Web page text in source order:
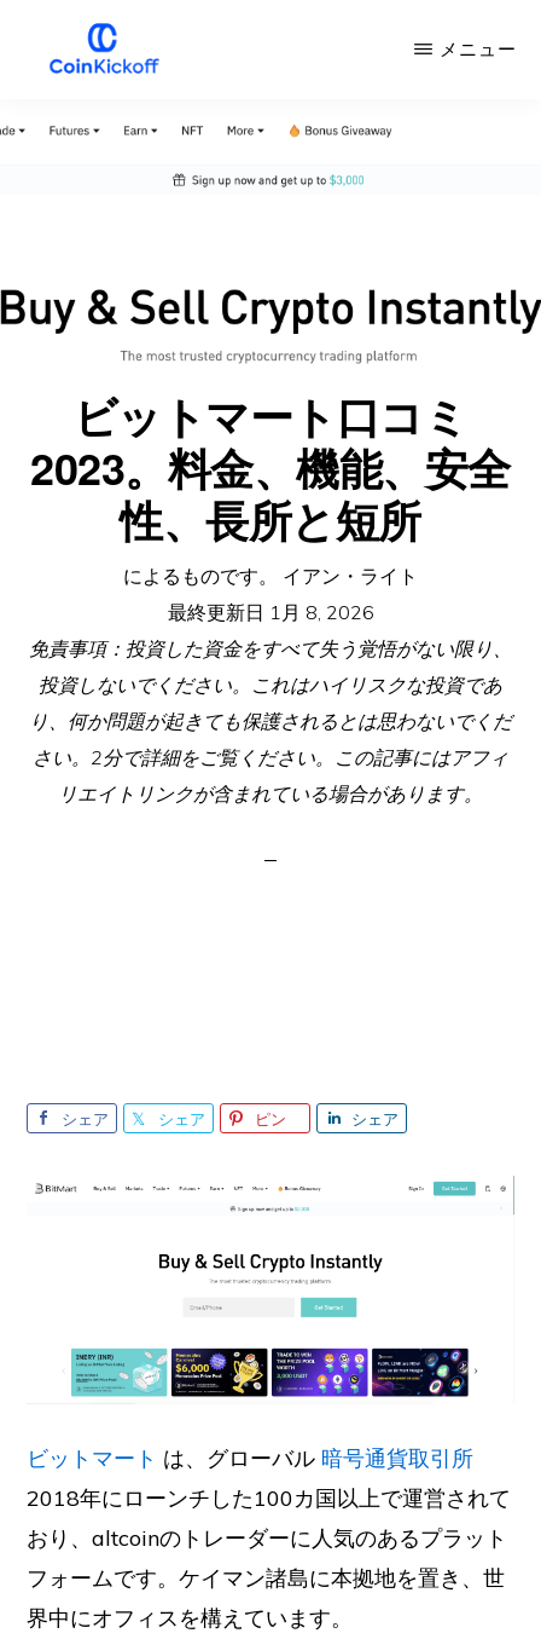
コ
ツ
キ
メニュー
ビットマート口コミ
2023。料金、機能、安全
性、長所と短所
によるものです。 イアン・ライト
最終更新日 1月 8, 2026
免責事項：投資した資金をすべて失う覚悟がない限り、
投資しないでください。これはハイリスクな投資であ
り、何か問題が起きても保護されるとは思わないでくだ
さい。2分で詳細をご覧ください。この記事にはアフィ
リエイトリンクが含まれている場合があります。
シェア シェア ピン シェア
ビットマート は、グローバル 暗号通貨取引所
2018年にローンチした100カ国以上で運営されて
おり、altcoinのトレーダーに人気のあるプラット
フォームです。ケイマン諸島に本拠地を置き、世
界中にオフィスを構えています。